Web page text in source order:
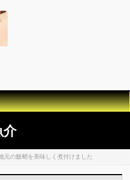
介
元の飯蛸を美味しく煮付けました